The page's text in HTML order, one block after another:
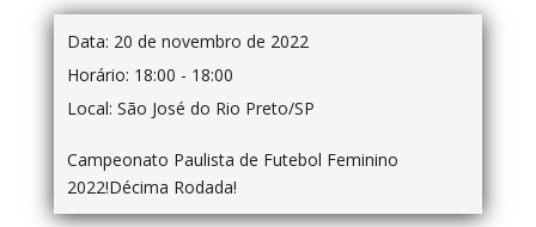
Data: 20 de novembro de 2022
Horário: 18:00 - 18:00
Local: São José do Rio Preto/SP
Campeonato Paulista de Futebol Feminino
2022!Décima Rodada!